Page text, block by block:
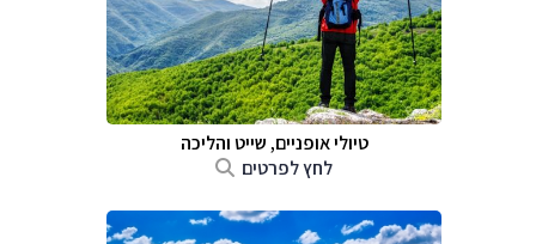
טיולי אופניים, שייט והליכה
לחץ לפרטים